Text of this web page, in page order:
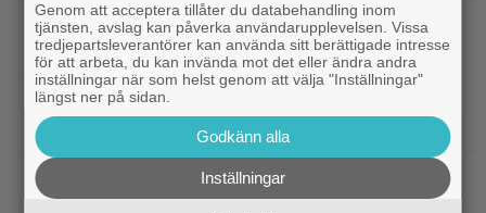
TV-spel|”Borderlands”-regissören om
kalkonfilmen – ”Den tillhörde ingen”
Casting| 3 nya X-Men är redan klara… och det
ryktas om fler heta namn
Hollywood
Morgan Freeman medger: Gör dåliga
filmer – om lönen är hög nog
Genom att acceptera tillåter du databehandling inom
tjänsten, avslag kan påverka användarupplevelsen. Vissa
tredjepartsleverantörer kan använda sitt berättigade intresse
för att arbeta, du kan invända mot det eller ändra andra
inställningar när som helst genom att välja "Inställningar"
längst ner på sidan.
Godkänn alla
Inställningar